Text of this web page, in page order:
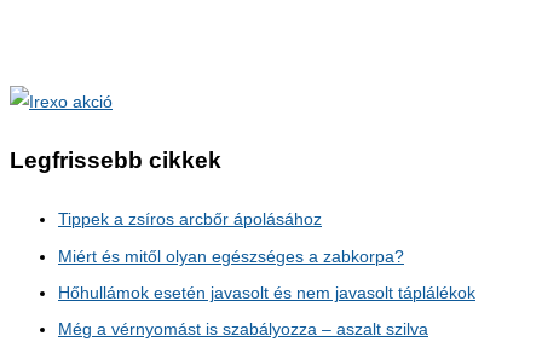
Legfrissebb cikkek
Tippek a zsíros arcbőr ápolásához
Miért és mitől olyan egészséges a zabkorpa?
Hőhullámok esetén javasolt és nem javasolt táplálékok
Még a vérnyomást is szabályozza – aszalt szilva